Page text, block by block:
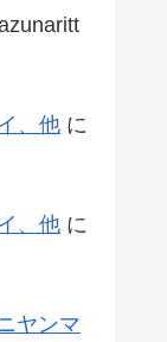
、他 に
、他 に
ヤンマ